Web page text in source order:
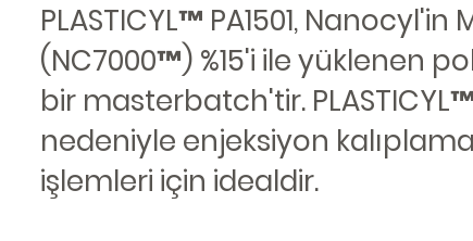
PLASTICYL™ PA1501, Nanocyl'in
(NC7000™) %15'i ile yüklenen
bir masterbatch'tir. PLASTICYL™
nedeniyle enjeksiyon
işlemleri için idealdir.